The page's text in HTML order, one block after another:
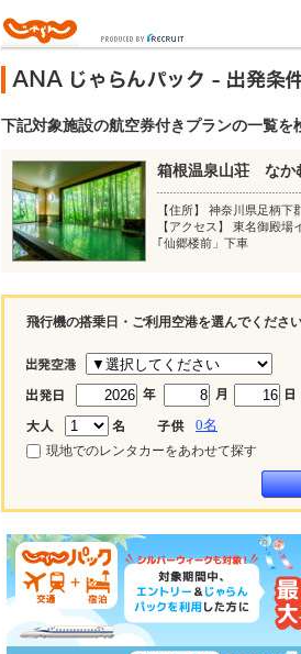
下記対象施設の航空券付きプランの一覧を
箱根温泉山荘 なか
【住所】 神奈川県足柄
【アクセス】 東名御殿
｢仙郷楼前」下車
飛行機の搭乗日・ご利用空港を選んでくださ
0名
現地でのレンタカーをあわせて探す